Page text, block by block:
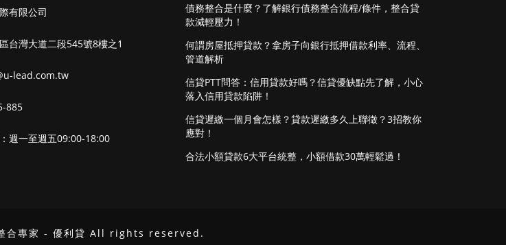
有限公司
台灣大道二段545號8樓之1
lead.com.tw
885
週一至週五09:00-18:00
債務整合是什麼？了解銀行債務整合流程/條件，整合貸
款減輕壓力！
何謂房屋抵押貸款？拿房子向銀行抵押借款利率、流程、
管道解析
信貸PTT問答：信用貸款好嗎？信貸優缺點先了解，小心
落入信用貸款陷阱！
信貸遲繳一個月會怎樣？貸款遲繳多久上聯徵？3招教你
應對！
合法小額貸款6大平台統整，小額借款30萬輕鬆過！
合專家 - 優利貸 All rights reserved.